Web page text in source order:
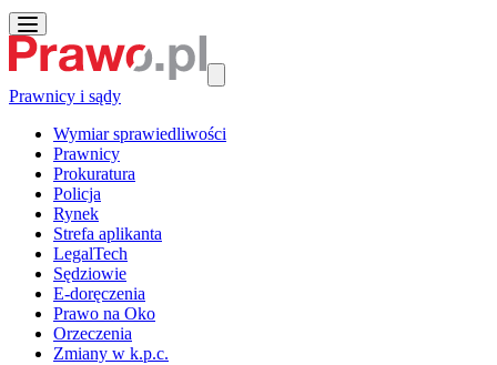
Prawnicy i sądy
Wymiar sprawiedliwości
Prawnicy
Prokuratura
Policja
Rynek
Strefa aplikanta
LegalTech
Sędziowie
E-doręczenia
Prawo na Oko
Orzeczenia
Zmiany w k.p.c.